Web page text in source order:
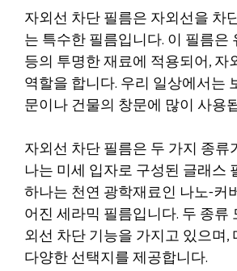
자외선 차단 필름은 자외선을 차
는 특수한 필름입니다. 이 필름은
등의 투명한 재료에 적용되어, 자
역할을 합니다. 우리 일상에서는
문이나 건물의 창문에 많이 사용
자외선 차단 필름은 두 가지 종류
나는 미세 입자로 구성된 글래스
하나는 천연 광학재료인 나노-커
어진 세라믹 필름입니다. 두 종류
외선 차단 기능을 가지고 있으며,
다양한 선택지를 제공합니다.